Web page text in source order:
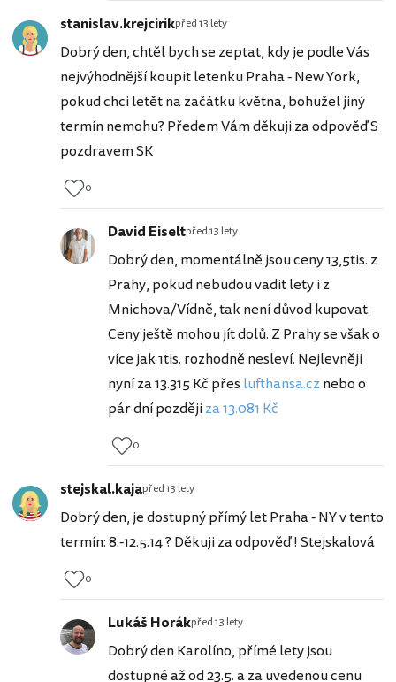
stanislav.krejcirikpřed 13 lety
Dobrý den, chtěl bych se zeptat, kdy je podle Vás
nejvýhodnější koupit letenku Praha - New York,
pokud chci letět na začátku května, bohužel jiný
termín nemohu? Předem Vám děkuji za odpověď S
pozdravem SK
0
David Eiseltpřed 13 lety
Dobrý den, momentálně jsou ceny 13,5tis. z
Prahy, pokud nebudou vadit lety i z
Mnichova/Vídně, tak není důvod kupovat.
Ceny ještě mohou jít dolů. Z Prahy se však o
více jak 1tis. rozhodně nesleví. Nejlevněji
nyní za 13.315 Kč přes lufthansa.cznebo o
pár dní pozdějiza 13.081 Kč
0
stejskal.kajapřed 13 lety
Dobrý den, je dostupný přímý let Praha - NY v tento
termín: 8.-12.5.14 ? Děkuji za odpověď ! Stejskalová
0
Lukáš Horákpřed 13 lety
Dobrý den Karolíno, přímé lety jsou
dostupné až od 23.5. a za uvedenou cenu